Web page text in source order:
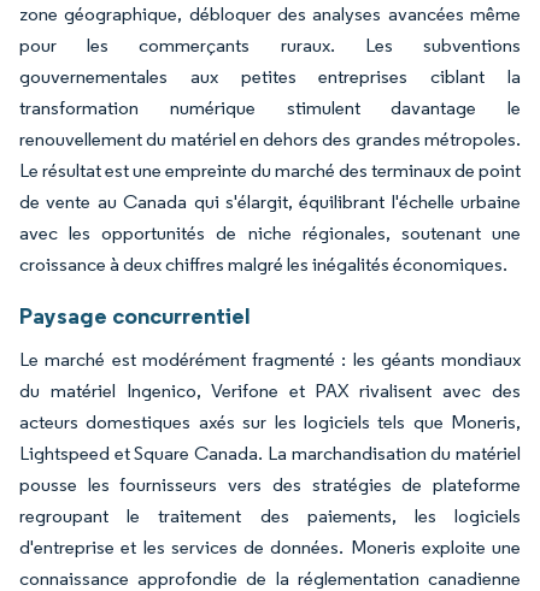
zone géographique, débloquer des analyses avancées même
pour les commerçants ruraux. Les subventions
gouvernementales aux petites entreprises ciblant la
transformation numérique stimulent davantage le
renouvellement du matériel en dehors des grandes métropoles.
Le résultat est une empreinte du marché des terminaux de point
de vente au Canada qui s'élargit, équilibrant l'échelle urbaine
avec les opportunités de niche régionales, soutenant une
croissance à deux chiffres malgré les inégalités économiques.
Paysage concurrentiel
Le marché est modérément fragmenté : les géants mondiaux
du matériel Ingenico, Verifone et PAX rivalisent avec des
acteurs domestiques axés sur les logiciels tels que Moneris,
Lightspeed et Square Canada. La marchandisation du matériel
pousse les fournisseurs vers des stratégies de plateforme
regroupant le traitement des paiements, les logiciels
d'entreprise et les services de données. Moneris exploite une
connaissance approfondie de la réglementation canadienne